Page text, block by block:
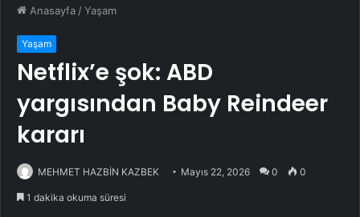
Anasayfa /Yaşam
Yaşam
Netflix’e şok: ABD
yargısından Baby Reindeer
kararı
MEHMET HAZBİN KAZBEK Mayıs 22, 2026 0 0
1 dakika okuma süresi